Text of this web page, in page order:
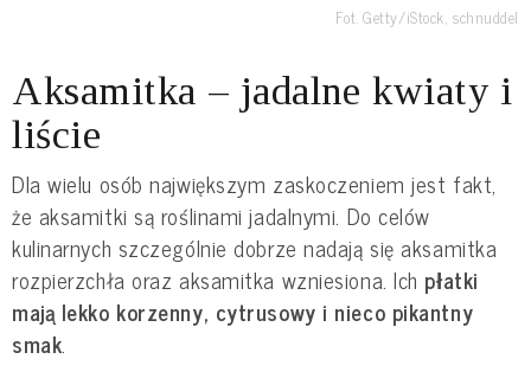
Fot. Getty/iStock, schnuddel
Aksamitka – jadalne kwiaty i
liście
Dla wielu osób największym zaskoczeniem jest fakt,
że aksamitki są roślinami jadalnymi. Do celów
kulinarnych szczególnie dobrze nadają się aksamitka
rozpierzchła oraz aksamitka wzniesiona. Ich płatki
mają lekko korzenny, cytrusowy i nieco pikantny
smak.